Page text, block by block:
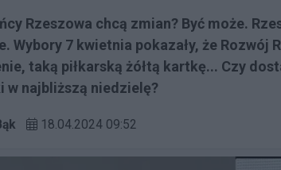
Rzeszowa chcą zmian? Być może.
Wybory 7 kwietnia pokazały, że Rozwój
taką piłkarską żółtą kartkę... Czy
w najbliższą niedzielę?
18.04.2024 09:52